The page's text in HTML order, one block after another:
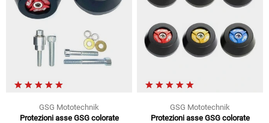
GSG Mototechnik
Protezioni asse GSG colorate
GSG Mototechnik
Protezioni asse GSG colorate